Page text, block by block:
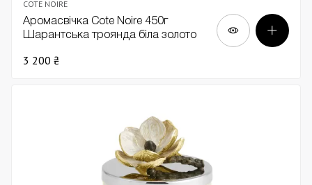
COTE NOIRE
Аромасвічка Cote Noire 450г
Шарантська троянда біла золото
3 200 ₴